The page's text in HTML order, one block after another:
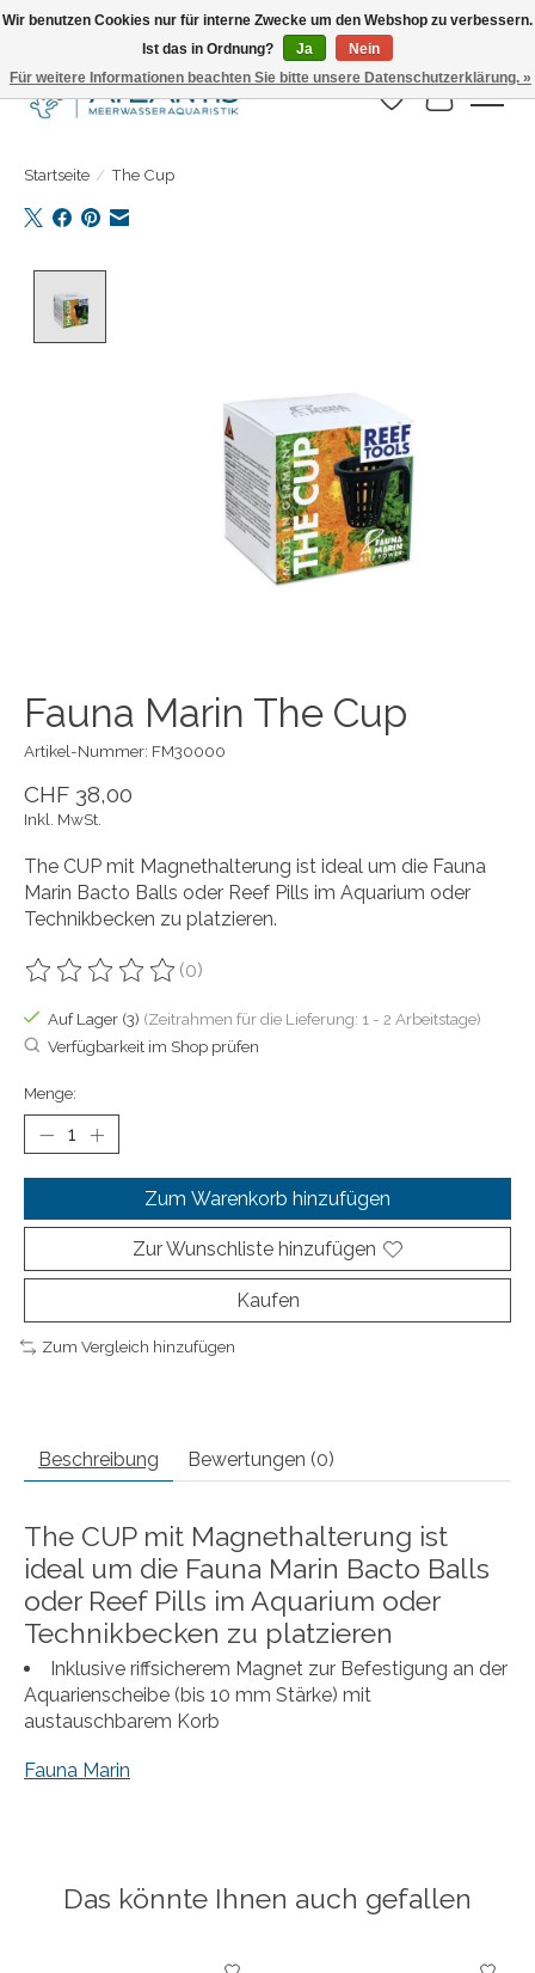
Täglicher Versand. Bestelle bis 15.00 Uhr
Wunschzettel
Ihr
Startseite / The Cup
Fauna Marin The Cup
Artikel-Nummer: FM30000
CHF 38,00
Inkl. MwSt.
The CUP mit Magnethalterung ist ideal um die Fauna
Marin Bacto Balls oder Reef Pills im Aquarium oder
Technikbecken zu platzieren.
Die Bewertung dieses Produkts ist
(0)
Auf Lager (3) (Zeitrahmen für die Lieferung: 1 - 2 Arbeitstage)
Verfügbarkeit im Shop prüfen
Menge:
Zum Warenkorb hinzufügen
Zur Wunschliste hinzufügen
Kaufen
Zum Vergleich hinzufügen
Beschreibung Bewertungen (0)
The CUP mit Magnethalterung ist
ideal um die Fauna Marin Bacto Balls
oder Reef Pills im Aquarium oder
Technikbecken zu platzieren
Inklusive riffsicherem Magnet zur Befestigung an der
Aquarienscheibe (bis 10 mm Stärke) mit
austauschbarem Korb
Fauna Marin
Das könnte Ihnen auch gefallen
Produkt-Karussell-Artikel
Wir benutzen Cookies nur für interne Zwecke um den Webshop zu verbessern.
Ist das in Ordnung?
Ja
Nein
Für weitere Informationen beachten Sie bitte unsere Datenschutzerklärung. »